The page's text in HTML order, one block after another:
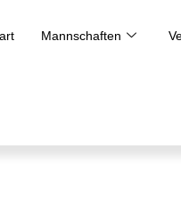
Mannschaften